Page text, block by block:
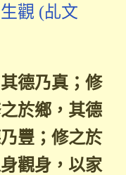
觀 (乩文
德乃真；修
於鄉，其德
豐；修之於
觀身，以家